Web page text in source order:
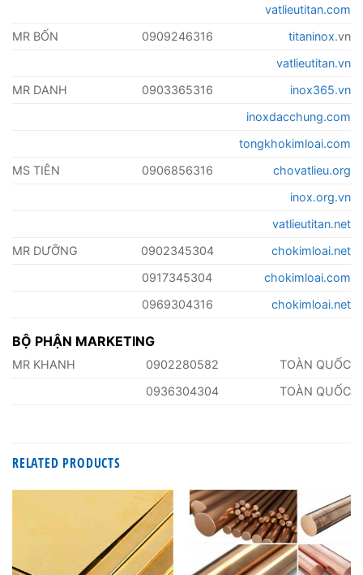
vatlieutitan.com
MR BỐN
0909246316 titaninox.vn
vatlieutitan.vn
MR DANH
0903365316
inox365.vn
inoxdacchung.com
tongkhokimloai.com
MS TIÊN
0906856316
chovatlieu.org
inox.org.vn
vatlieutitan.net
MR DƯỠNG
0902345304
chokimloai.net
0917345304
chokimloai.com
0969304316
chokimloai.net
BỘ PHẬN MARKETING
MR KHANH 0902280582
TOÀN QUỐC
0936304304
TOÀN QUỐC
RELATED PRODUCTS